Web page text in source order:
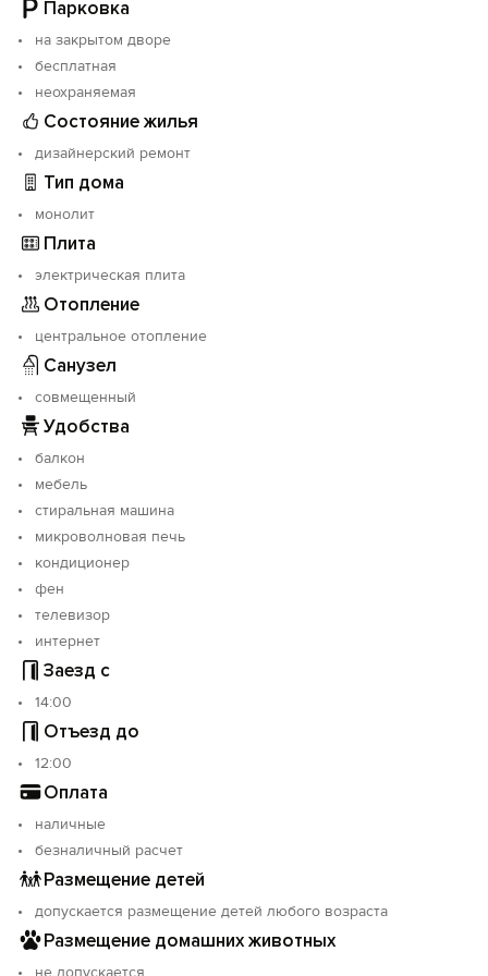
устранения возможных аварийных ситуаций.
Парковка
на закрытом дворе
бесплатная
неохраняемая
Состояние жилья
дизайнерский ремонт
Тип дома
монолит
Плита
электрическая плита
Отопление
центральное отопление
Санузел
совмещенный
Удобства
балкон
мебель
стиральная машина
микроволновая печь
кондиционер
фен
телевизор
интернет
Заезд с
14:00
Отъезд до
12:00
Оплата
наличные
безналичный расчет
Размещение детей
допускается размещение детей любого возраста
Размещение домашних животных
не допускается